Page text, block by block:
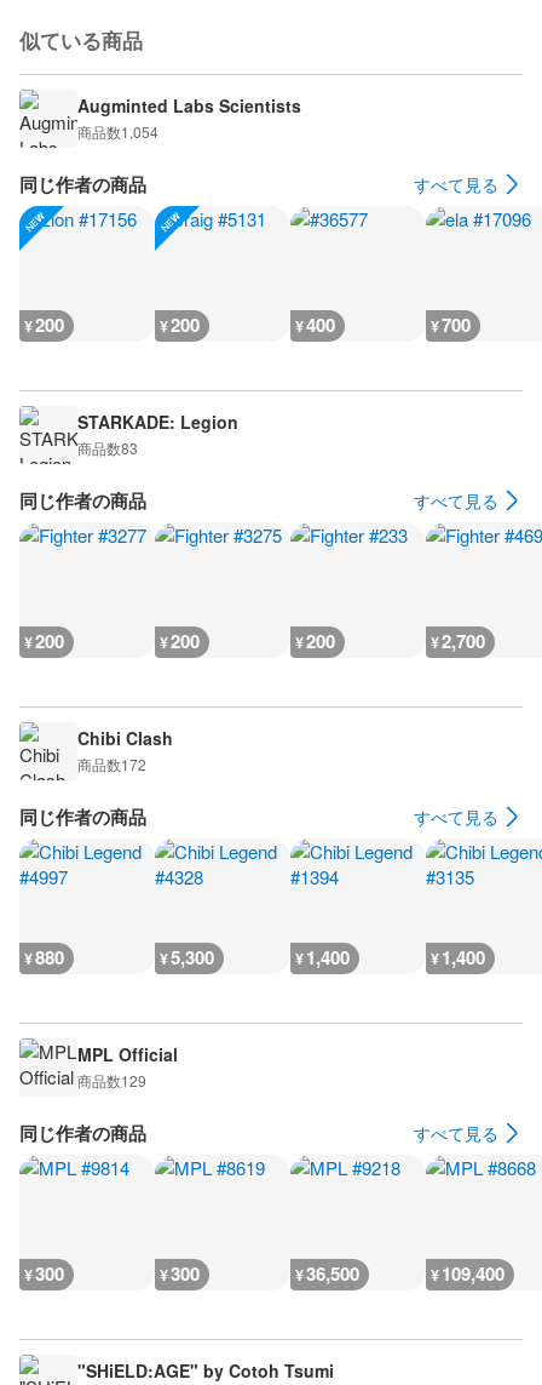
似ている商品
Augminted Labs Scientists
商品数1,054
同じ作者の商品 すべて見る
¥200 ¥200 ¥400 ¥700
STARKADE: Legion
商品数83
同じ作者の商品 すべて見る
¥200 ¥200 ¥200 ¥2,700
Chibi Clash
商品数172
同じ作者の商品 すべて見る
¥880 ¥5,300 ¥1,400 ¥1,400
MPL Official
商品数129
同じ作者の商品 すべて見る
¥300 ¥300 ¥36,500 ¥109,400
"SHiELD:AGE" by Cotoh Tsumi